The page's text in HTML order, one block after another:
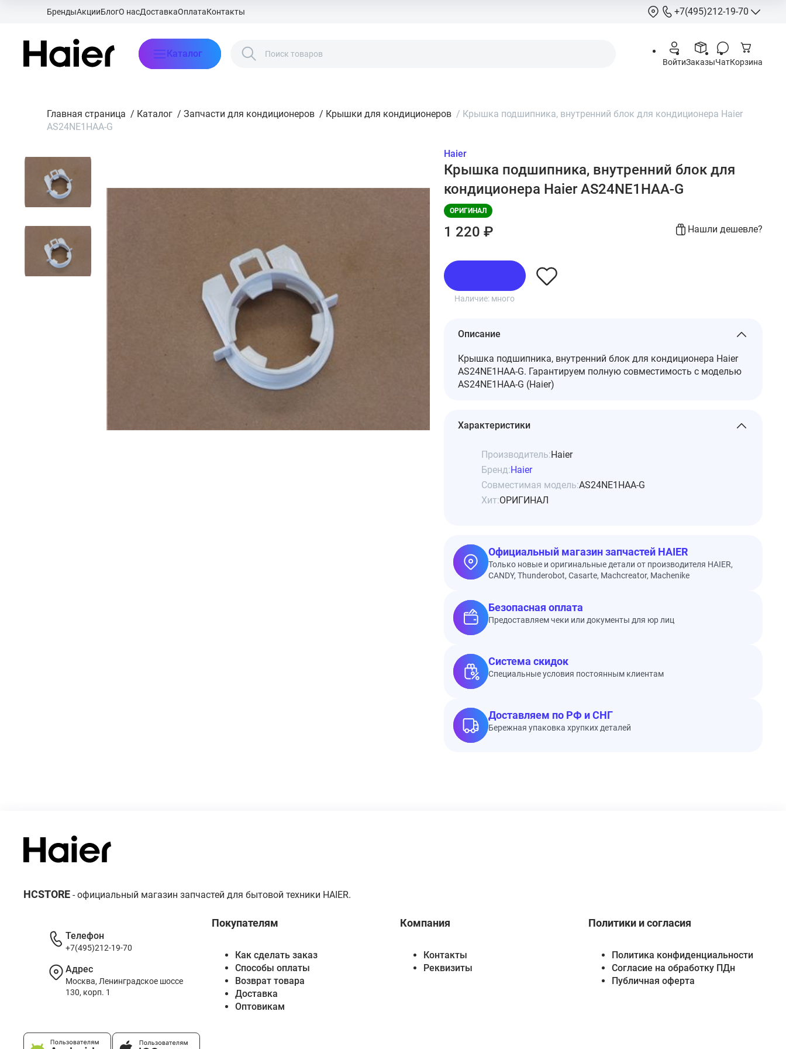
БрендыАкцииБлогО насДоставкаОплатаКонтакты +7(495)212-19-70
info@hcstore.ru
Выходные:
шоссе 130, корп.
Каталог
ВойтиЗаказыЧатКорзина
Главная страница / Каталог / Запчасти для кондиционеров / Крышки для кондиционеров / Крышка подшипника, внутренний блок для кондиционера Haier
AS24NE1HAA-G
Haier
Крышка подшипника, внутренний блок для
кондиционера Haier AS24NE1HAA-G
ОРИГИНАЛ
1 220 ₽ Нашли дешевле?
Наличие: много
Описание
Крышка подшипника, внутренний блок для кондиционера Haier
AS24NE1HAA-G. Гарантируем полную совместимость с моделью
AS24NE1HAA-G (Haier)
Характеристики
Производитель:Haier
Бренд:Haier
Совместимая модель:AS24NE1HAA-G
Хит:ОРИГИНАЛ
Официальный магазин запчастей HAIER
Только новые и оригинальные детали от производителя HAIER,
CANDY, Thunderobot, Casarte, Machcreator, Machenike
Безопасная оплата
Предоставляем чеки или документы для юр лиц
Система скидок
Специальные условия постоянным клиентам
Доставляем по РФ и СНГ
Бережная упаковка хрупких деталей
HCSTORE - официальный магазин запчастей для бытовой техники HAIER.
Покупателям
Как сделать заказ
Способы оплаты
Возврат товара
Доставка
Оптовикам
Компания
Контакты
Реквизиты
Политики и согласия
Политика конфиденциальности
Согласие на обработку ПДн
Публичная оферта
Телефон
+7(495)212-19-70
Адрес
Москва, Ленинградское шоссе
130, корп. 1